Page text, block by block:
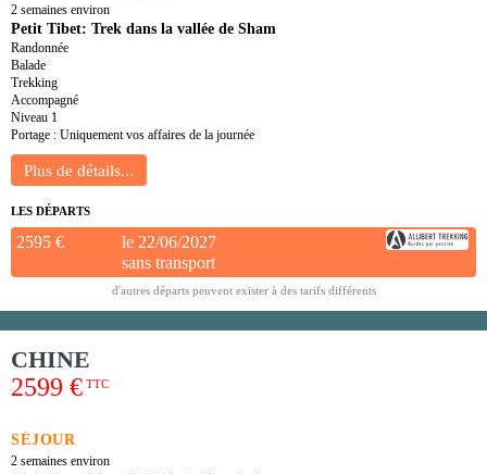
2 semaines environ
Petit Tibet: Trek dans la vallée de Sham
Randonnée
Balade
Trekking
Accompagné
Niveau 1
Portage : Uniquement vos affaires de la journée
LES DÉPARTS
2595 €
le 22/06/2027
sans transport
d'autres départs peuvent exister à des tarifs différents
CHINE
2599 € TTC
SÉJOUR
2 semaines environ